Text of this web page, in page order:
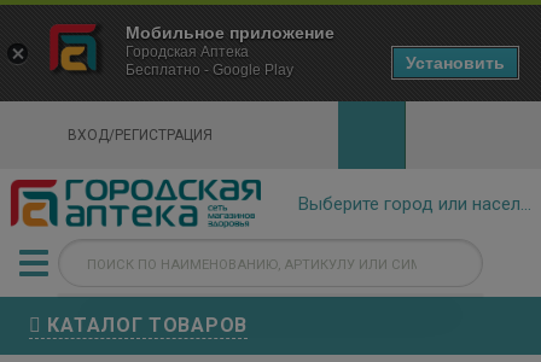
ВХОД/РЕГИСТРАЦИЯ
КАТАЛОГ ТОВАРОВ
×
Городская Аптека Маркетплейс
- In Google Play
Мобильное приложение
Городская Аптека
Бесплатно - Google Play
Установить